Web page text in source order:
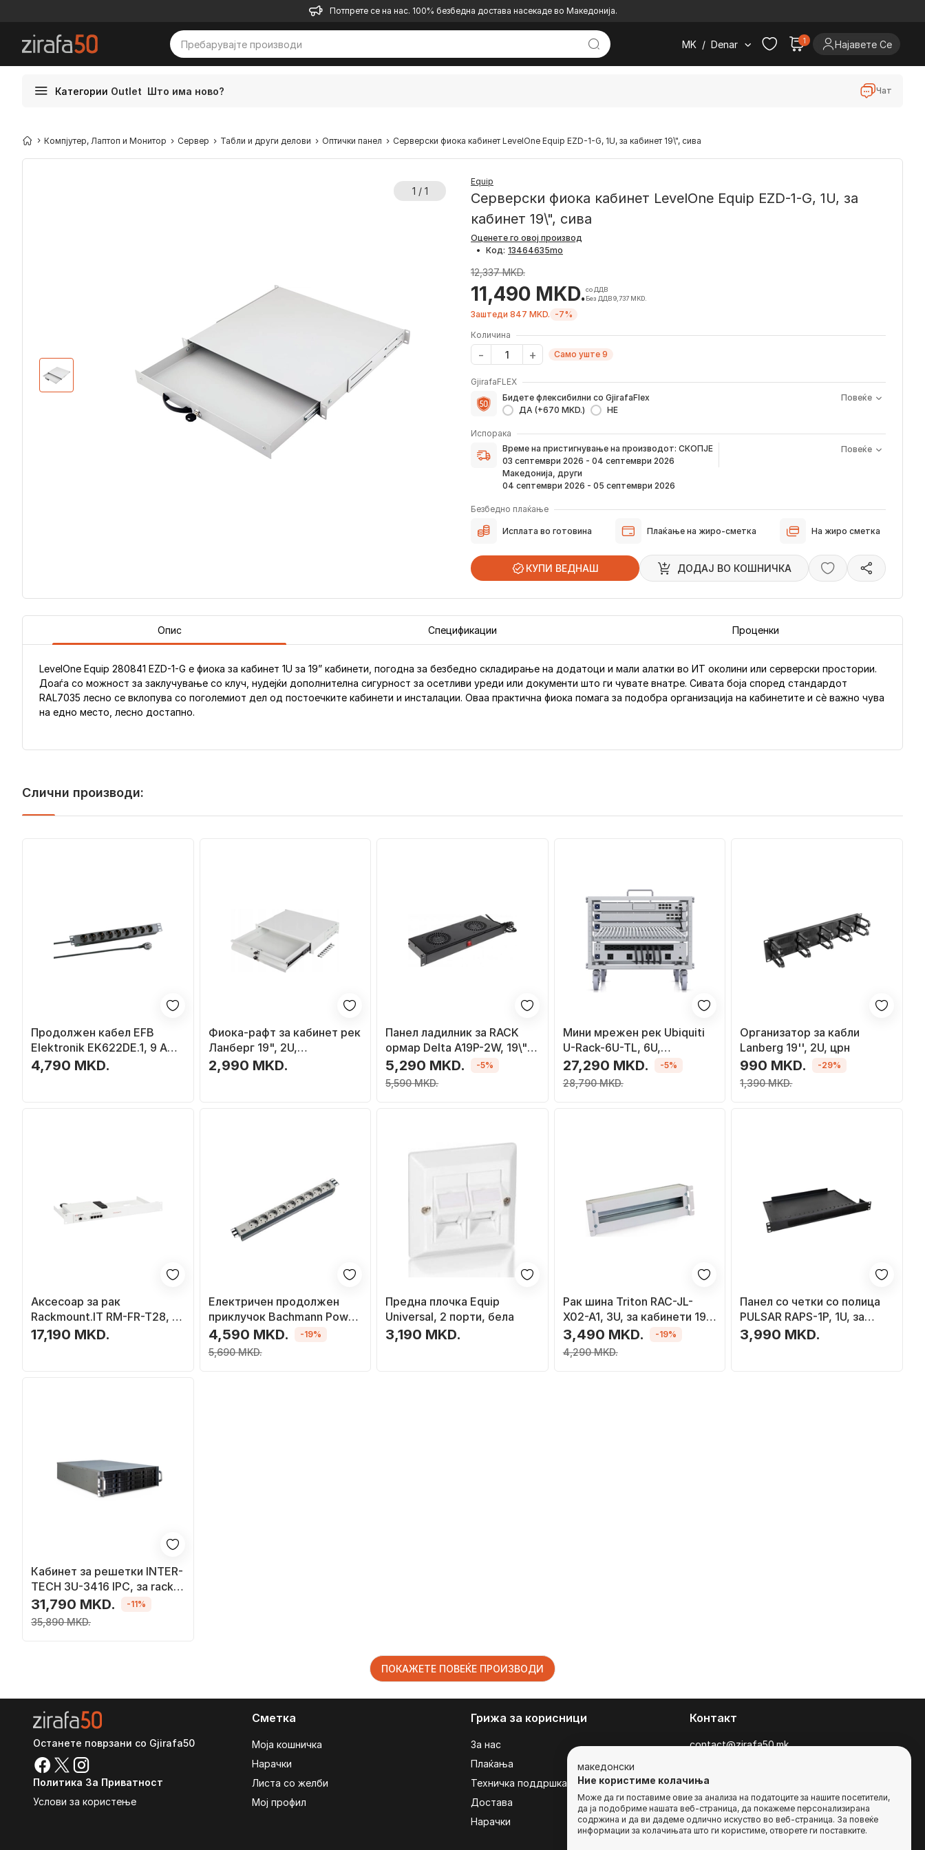
Потпрете се на нас. 100% безбедна достава насекаде во Македонија.
MK / Denar 1 Најавете Се
Категории Outlet Што има ново? Чат
Компјутер, Лаптоп и Монитор Сервер Табли и други делови Оптички панел Серверски фиока кабинет LevelOne Equip EZD-1-G, 1U, за кабинет 19\", сива
1 / 1
Equip
Серверски фиока кабинет LevelOne Equip EZD-1-G, 1U, за
кабинет 19\", сива
Оценете го овој производ
• Код:
12,337 MKD.
11,490 MKD.со ДДВ
Без ДДВ 9,737 MKD.
Заштеди 847 MKD. -7%
Количина
Само уште 9
GjirafaFLEX
Бидете флексибилни со GjirafaFlex
ДА (+670 MKD.)
НЕ
Повеќе
Испорака
Време на пристигнување на производот: СКОПЈЕ
03 септември 2026 - 04 септември 2026
Македонија, други
04 септември 2026 - 05 септември 2026
Повеќе
Време на пристигнување на производот е периодот од моментот кога е направена
верификација на вашата нарачка и известувањето за верификација што го добивате
преку е-пошта или смс.
Ако нарачката е поставена сега, производот пристигнува во временскиот рок наведен
погоре. Постојано ќе Ве известуваме преку е-пошта за локацијата на вашата нарачка,
како и кога истата ќе пристигне во нашиот магацин и кога ќе биде испорачана до
предвид дека меѓународните празници влијаат испораката да се одложи за околу 2 дена.
Безбедно плаќање
Исплата во готовина Плаќање на жиро-сметка На жиро сметка
КУПИ ВЕДНАШ ДОДАJ ВО КОШНИЧКА
Опис Спецификации Проценки
LevelOne Equip 280841 EZD-1-G е фиока за кабинет 1U за 19” кабинети, погодна за безбедно складирање на додатоци и мали алатки во ИТ околини или серверски простории.
Доаѓа со можност за заклучување со клуч, нудејќи дополнителна сигурност за осетливи уреди или документи што ги чувате внатре. Сивата боја според стандардот
RAL7035 лесно се вклопува со поголемиот дел од постоечките кабинети и инсталации. Оваа практична фиока помага за подобра организација на кабинетите и сè важно чува
на едно место, лесно достапно.
Слични производи:
Продолжен кабел EFB
Elektronik EK622DE.1, 9 AC
излези, 2 m, црн
4,790 MKD.
Фиока-рафт за кабинет рек
Ланберг 19", 2U,
483x360mm, 90kg, сива
2,990 MKD.
Панел ладилник за RACK
ормар Delta A19P-2W, 19\",
1U, црн
5,290 MKD.
5,590 MKD.
-5%
Мини мрежен рек Ubiquiti
U-Rack-6U-TL, 6U,
монтирање без алат, сив
27,290 MKD.
28,790 MKD.
-5%
Организатор за кабли
Lanberg 19'', 2U, црн
990 MKD.
1,390 MKD.
-29%
Аксесоар за рак
Rackmount.IT RM-FR-T28, за
заштитен ѕид, за 19\"
17,190 MKD.
Електричен продолжен
приклучок Bachmann Power
Strip Outlet Box,
алуминиум, сив
4,590 MKD.
5,690 MKD.
-19%
Предна плочка Equip
Universal, 2 порти, бела
3,190 MKD.
Рак шина Triton RAC-JL-
X02-A1, 3U, за кабинети 19",
црна
3,490 MKD.
4,290 MKD.
-19%
Панел со четки со полица
PULSAR RAPS-1P, 1U, за
RACK 19\" кабинет, црн
3,990 MKD.
Кабинет за решетки INTER-
TECH 3U-3416 IPC, за rack,
3U
31,790 MKD.
35,890 MKD.
-11%
ПОКАЖЕТЕ ПОВЕЌЕ ПРОИЗВОДИ
Останете поврзани со Gjirafa50
Политика За Приватност
Услови за користење
Сметка
Моја кошничка
Нарачки
Листа со желби
Мој профил
Грижа за корисници
За нас
Плаќања
Техничка поддршка
Достава
Нарачки
Контакт
contact@zirafa50.mk
За барања на понуди, контактирајте нѐ
на:
b2b@zirafa50.mk
македонски
Ние користиме колачиња
Може да ги поставиме овие за анализа на податоците за нашите посетители,
да ја подобриме нашата веб-страница, да покажеме персонализирана
содржина и да ви дадеме одлично искуство во веб-страница. За повеќе
информации за колачињата што ги користиме, отворете ги поставките.